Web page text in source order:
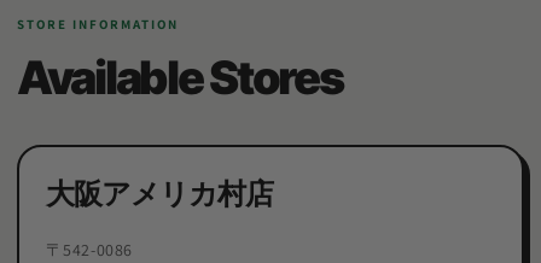
STORE INFORMATION
Available Stores
大阪アメリカ村店
〒542-0086